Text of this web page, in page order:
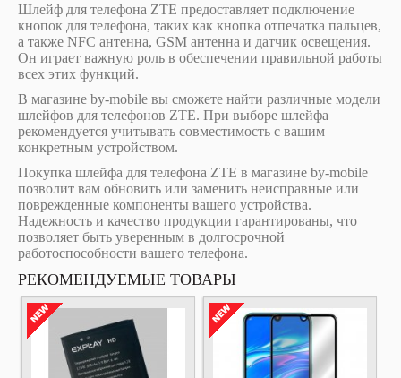
Шлейф для телефона ZTE предоставляет подключение
кнопок для телефона, таких как кнопка отпечатка пальцев,
а также NFC антенна, GSM антенна и датчик освещения.
Он играет важную роль в обеспечении правильной работы
всех этих функций.
В магазине by-mobile вы сможете найти различные модели
шлейфов для телефонов ZTE. При выборе шлейфа
рекомендуется учитывать совместимость с вашим
конкретным устройством.
Покупка шлейфа для телефона ZTE в магазине by-mobile
позволит вам обновить или заменить неисправные или
поврежденные компоненты вашего устройства.
Надежность и качество продукции гарантированы, что
позволяет быть уверенным в долгосрочной
работоспособности вашего телефона.
РЕКОМЕНДУЕМЫЕ ТОВАРЫ